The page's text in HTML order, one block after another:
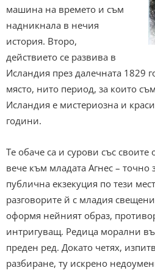
машина на времето и съм
надникнала в нечия
история. Второ,
действието се развива в
Исландия през далечната 1829
място, нито период, за които
Исландия е мистериозна и
години.
Те обаче са и сурови със
вече към младата Агнес – точно
публична екзекуция по тези
разговорите й с младия
оформя нейният образ,
интригуващ. Редица морални
преден ред. Докато четях,
разбиране, ту искрено